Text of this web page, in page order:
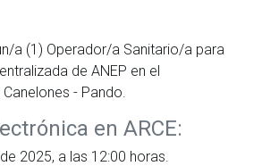
a (1) Operador/a Sanitario/a para
de ANEP en el
- Pando.
en ARCE:
2025, a las 12:00 horas.